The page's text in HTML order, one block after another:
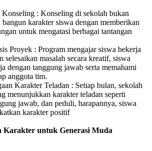
: Konseling di sekolah bukan
karakter siswa dengan memberikan
untuk mengatasi berbagai tantangan
Proyek : Program mengajar siswa bekerja
masalah secara kreatif, siswa
dengan tanggung jawab serta memahami
anggota tim.
Karakter Teladan : Setiap bulan, sekolah
menunjukkan karakter teladan seperti
jawab, dan peduli, harapannya, siswa
karakter positif
Karakter untuk Generasi Muda